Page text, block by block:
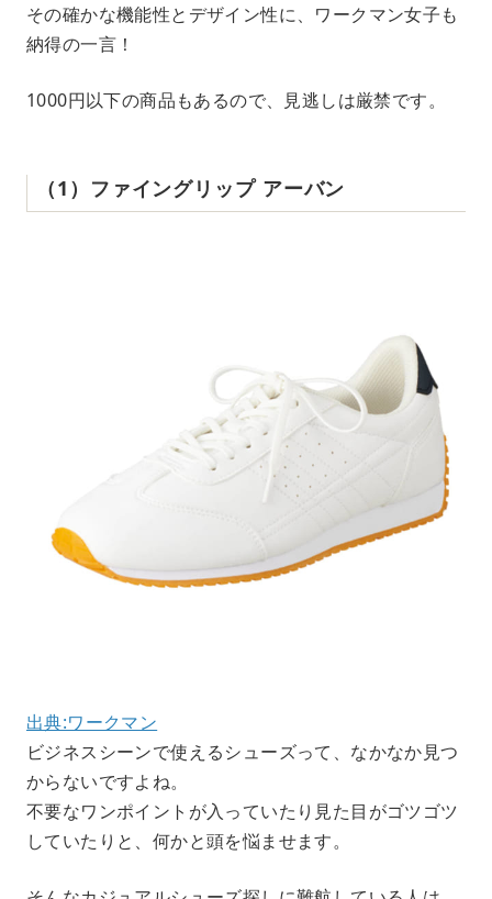
その確かな機能性とデザイン性に、ワークマン女子も
納得の一言！
1000円以下の商品もあるので、見逃しは厳禁です。
（1）ファイングリップ アーバン
出典:ワークマン
ビジネスシーンで使えるシューズって、なかなか見つ
からないですよね。
不要なワンポイントが入っていたり見た目がゴツゴツ
していたりと、何かと頭を悩ませます。